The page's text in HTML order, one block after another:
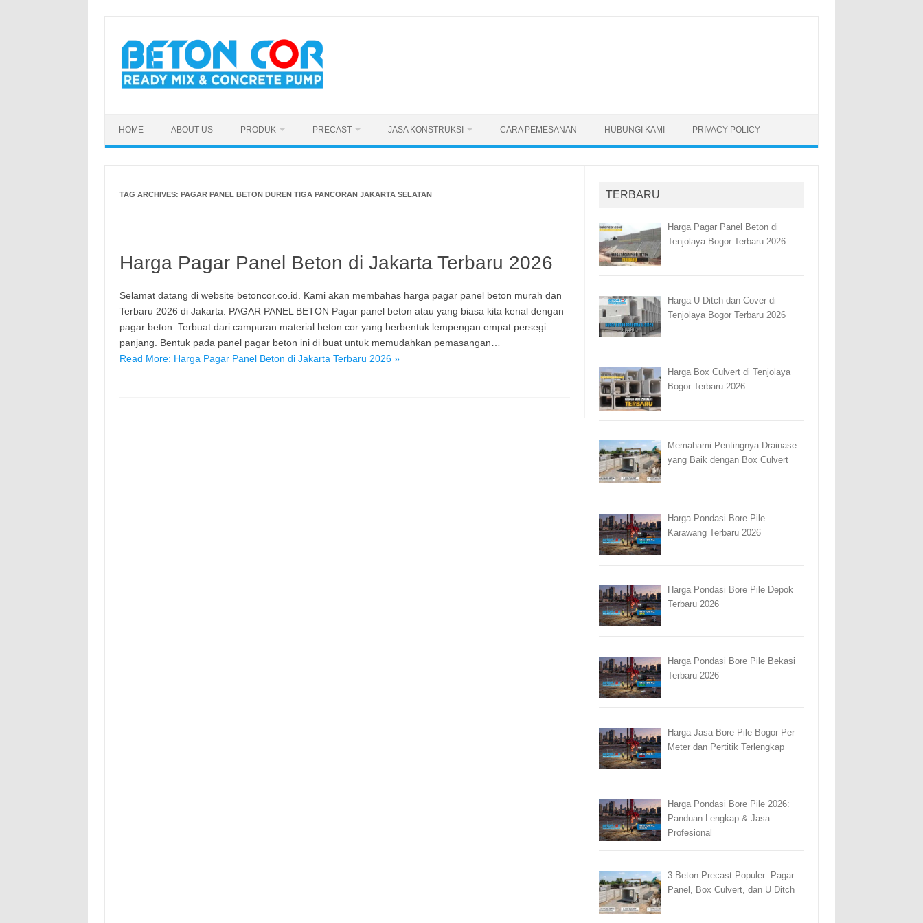
content
HOME ABOUT US PRODUK PRECAST JASA KONSTRUKSI CARA PEMESANAN HUBUNGI KAMI PRIVACY POLICY
TAG ARCHIVES: PAGAR PANEL BETON DUREN TIGA PANCORAN JAKARTA SELATAN
Harga Pagar Panel Beton di Jakarta Terbaru 2026
Selamat datang di website betoncor.co.id. Kami akan membahas harga pagar panel beton murah dan
Terbaru 2026 di Jakarta. PAGAR PANEL BETON Pagar panel beton atau yang biasa kita kenal dengan
pagar beton. Terbuat dari campuran material beton cor yang berbentuk lempengan empat persegi
panjang. Bentuk pada panel pagar beton ini di buat untuk memudahkan pemasangan…
Read More: Harga Pagar Panel Beton di Jakarta Terbaru 2026 »
TERBARU
Harga Pagar Panel Beton di
Tenjolaya Bogor Terbaru 2026
Harga U Ditch dan Cover di
Tenjolaya Bogor Terbaru 2026
Harga Box Culvert di Tenjolaya
Bogor Terbaru 2026
Memahami Pentingnya Drainase
yang Baik dengan Box Culvert
Harga Pondasi Bore Pile
Karawang Terbaru 2026
Harga Pondasi Bore Pile Depok
Terbaru 2026
Harga Pondasi Bore Pile Bekasi
Terbaru 2026
Harga Jasa Bore Pile Bogor Per
Meter dan Pertitik Terlengkap
Harga Pondasi Bore Pile 2026:
Panduan Lengkap & Jasa
Profesional
3 Beton Precast Populer: Pagar
Panel, Box Culvert, dan U Ditch